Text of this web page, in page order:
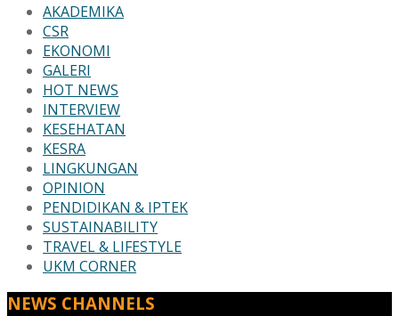
AKADEMIKA
CSR
EKONOMI
GALERI
HOT NEWS
INTERVIEW
KESEHATAN
KESRA
LINGKUNGAN
OPINION
PENDIDIKAN & IPTEK
SUSTAINABILITY
TRAVEL & LIFESTYLE
UKM CORNER
NEWS CHANNELS